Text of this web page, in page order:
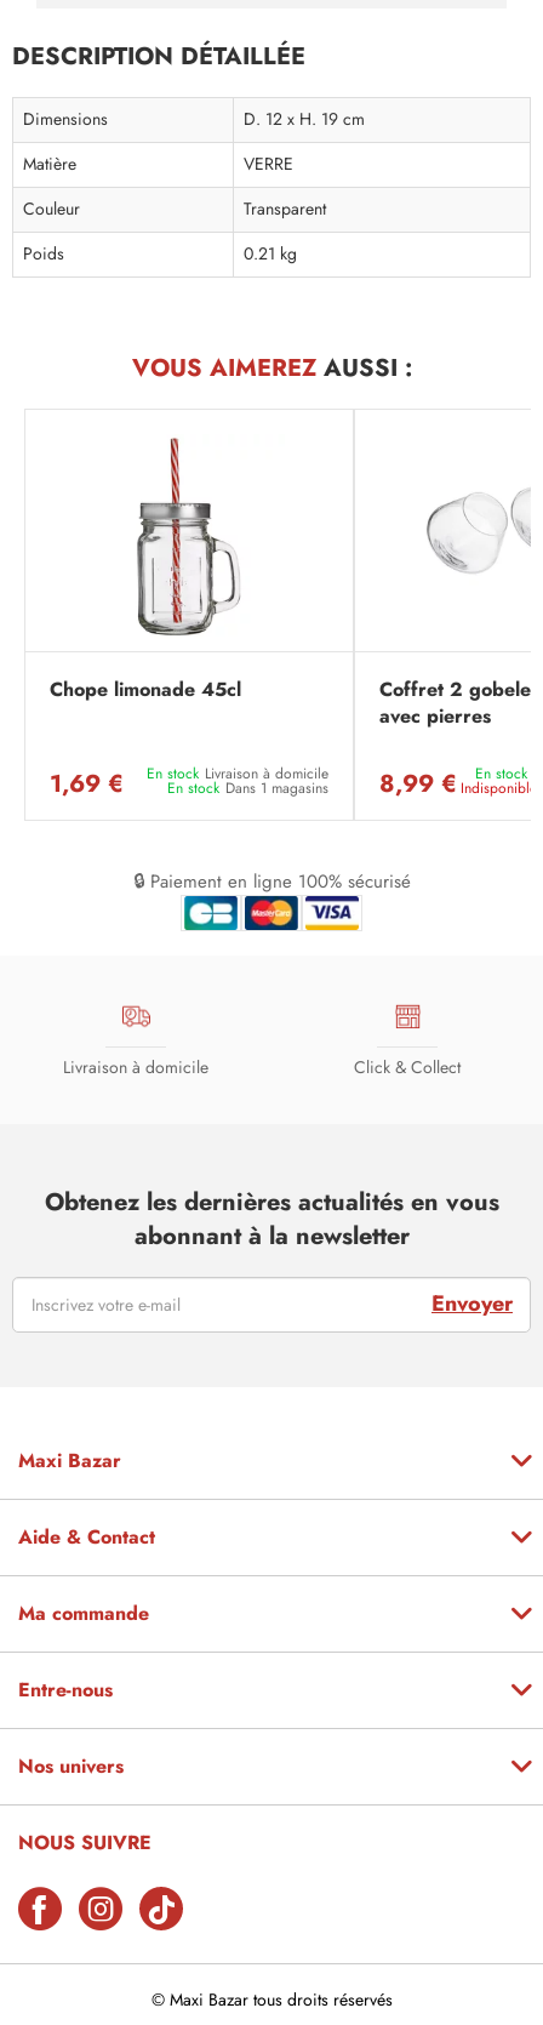
DESCRIPTION DÉTAILLÉE
Dimensions
D. 12 x H. 19 cm
Matière
VERRE
Couleur
Transparent
Poids
0.21 kg
VOUS AIMEREZAUSSI :
Chope limonade 45cl
1,69 € En stock Livraison à domicile
En stock Dans 1 magasins
Coffret 2
avec pierres
8,99 € En stock
Indisponible
🔒 Paiement en ligne 100% sécurisé
Livraison à domicile Click & Collect
Obtenez les dernières actualités en vous
abonnant à la newsletter
Envoyer
Maxi Bazar
Aide & Contact
Ma commande
Entre-nous
Nos univers
NOUS SUIVRE
© Maxi Bazar tous droits réservés